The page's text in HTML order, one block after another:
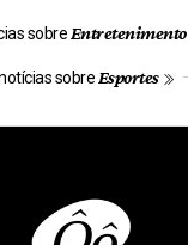
sobre Entretenimento
sobre Esportes